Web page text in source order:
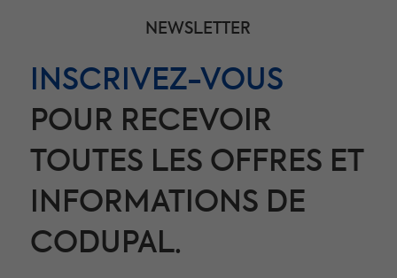
NEWSLETTER
INSCRIVEZ-VOUS
POUR RECEVOIR
TOUTES LES OFFRES ET
INFORMATIONS DE
CODUPAL.